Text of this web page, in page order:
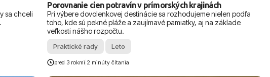
sa chceli
Porovnanie cien potravín v prímorských krajinách
Pri výbere dovolenkovej destinácie sa rozhodujeme nielen podľa
toho, kde sú pekné pláže a zaujímavé pamiatky, aj na základe
veľkosti nášho rozpočtu.
Praktické rady Leto
pred 3 rokmi 2 minúty čítania